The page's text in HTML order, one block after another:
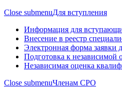
Close submenuДля вступления
Информация для
Внесение в реестр
Электронная форма заявки
Подготовка к
Независимая оценка
Close submenuЧленам СРО